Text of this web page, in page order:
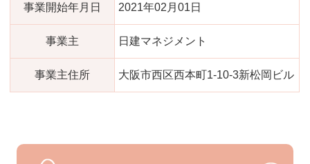
事業開始年月日 2021年02月01日
事業主 日建マネジメント
事業主住所 大阪市西区西本町1-10-3新松岡ビル